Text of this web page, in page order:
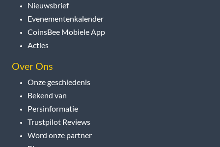
Nieuwsbrief
Evenementenkalender
CoinsBee Mobiele App
Acties
Over Ons
Onze geschiedenis
Bekend van
Persinformatie
Trustpilot Reviews
Word onze partner